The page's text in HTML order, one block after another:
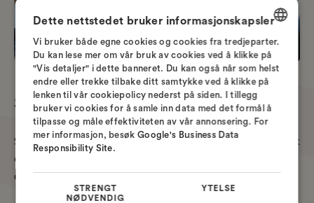
Send en uoppfordret søknad
Send gjerne en uoppfordret søknad, vi er alltid på utkikk
etter nye kollegaer eller det kan være at vi plutselig får
det veldig travelt og trenger akkurat deg.
DANISH
ENGLISH
SWEDISH
NORWEGIAN
Dette nettstedet bruker informasjonskapsler
Vi bruker både egne cookies og cookies fra tredjeparter.
Du kan lese mer om vår bruk av cookies ved å klikke på
"Vis detaljer" i dette banneret. Du kan også når som helst
endre eller trekke tilbake ditt samtykke ved å klikke på
lenken til vår cookiepolicy nederst på siden. I tillegg
bruker vi cookies for å samle inn data med det formål å
tilpasse og måle effektiviteten av vår annonsering. For
mer informasjon, besøkGoogle's Business Data
Responsibility Site
STRENGT
NØDVENDIG
YTELSE